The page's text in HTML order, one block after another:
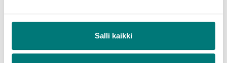
Salli kaikki
Osittain